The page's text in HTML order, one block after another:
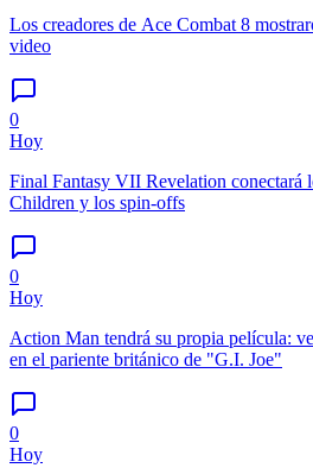
Los creadores de Ace Combat 8
video
0
Hoy
Final Fantasy VII Revelation conectará
Children y los spin-offs
0
Hoy
Action Man tendrá su propia película:
en el pariente británico de "G.I. Joe"
0
Hoy